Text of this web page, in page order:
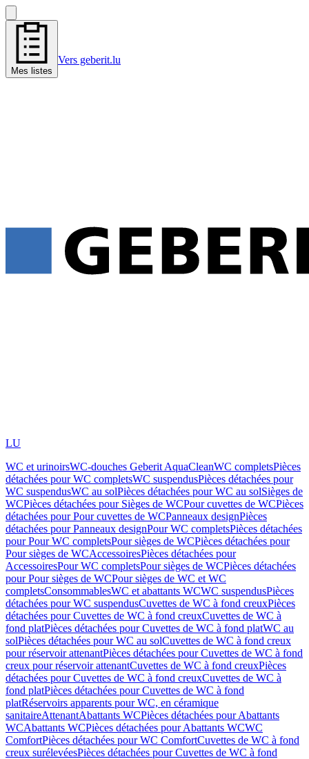
Mes listes
Vers geberit.lu
LU
WC et urinoirsWC-douches Geberit AquaCleanWC completsPièces
détachées pour WC completsWC suspendusPièces détachées pour
WC suspendusWC au solPièces détachées pour WC au solSièges de
WCPièces détachées pour Sièges de WCPour cuvettes de WCPièces
détachées pour Pour cuvettes de WCPanneaux designPièces
détachées pour Panneaux designPour WC completsPièces détachées
pour Pour WC completsPour sièges de WCPièces détachées pour
Pour sièges de WCAccessoiresPièces détachées pour
AccessoiresPour WC completsPour sièges de WCPièces détachées
pour Pour sièges de WCPour sièges de WC et WC
completsConsommablesWC et abattants WCWC suspendusPièces
détachées pour WC suspendusCuvettes de WC à fond creuxPièces
détachées pour Cuvettes de WC à fond creuxCuvettes de WC à
fond platPièces détachées pour Cuvettes de WC à fond platWC au
solPièces détachées pour WC au solCuvettes de WC à fond creux
pour réservoir attenantPièces détachées pour Cuvettes de WC à fond
creux pour réservoir attenantCuvettes de WC à fond creuxPièces
détachées pour Cuvettes de WC à fond creuxCuvettes de WC à
fond platPièces détachées pour Cuvettes de WC à fond
platRéservoirs apparents pour WC, en céramique
sanitaireAttenantAbattants WCPièces détachées pour Abattants
WCAbattants WCPièces détachées pour Abattants WCWC
ComfortPièces détachées pour WC ComfortCuvettes de WC à fond
creux surélevéesPièces détachées pour Cuvettes de WC à fond